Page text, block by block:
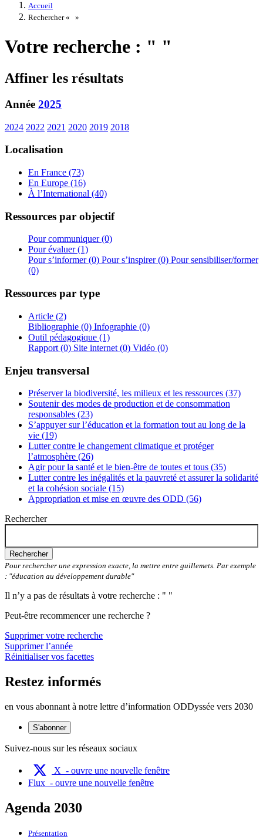
Accueil
Rechercher «
»
Votre recherche : " "
Affiner les résultats
Année 2025
2024 2022 2021 2020 2019 2018
Localisation
En France (73)
En Europe (16)
À l’International (40)
Ressources par objectif
Pour communiquer (0)
Pour évaluer (1)
Pour s’informer (0) Pour s’inspirer (0) Pour sensibiliser/former
(0)
Ressources par type
Article (2)
Bibliographie (0) Infographie (0)
Outil pédagogique (1)
Rapport (0) Site internet (0) Vidéo (0)
Enjeu transversal
Préserver la biodiversité, les milieux et les ressources (37)
Soutenir des modes de production et de consommation
responsables (23)
S’appuyer sur l’éducation et la formation tout au long de la
vie (19)
Lutter contre le changement climatique et protéger
l’atmosphère (26)
Agir pour la santé et le bien-être de toutes et tous (35)
Lutter contre les inégalités et la pauvreté et assurer la solidarité
et la cohésion sociale (15)
Appropriation et mise en œuvre des ODD (56)
Rechercher
Rechercher
Pour rechercher une expression exacte, la mettre entre guillemets. Par exemple
: "éducation au développement durable"
Il n’y a pas de résultats à votre recherche : " "
Peut-être recommencer une recherche ?
Supprimer votre recherche
Supprimer l’année
Réinitialiser vos facettes
Restez informés
en vous abonnant à notre lettre d’information ODDyssée vers 2030
S'abonner
Suivez-nous sur les réseaux sociaux
X - ouvre une nouvelle fenêtre
Flux - ouvre une nouvelle fenêtre
Agenda 2030
Présentation